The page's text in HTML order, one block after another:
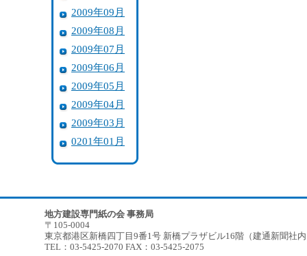
2009年09月
2009年08月
2009年07月
2009年06月
2009年05月
2009年04月
2009年03月
0201年01月
地方建設専門紙の会 事務局
〒105-0004
東京都港区新橋四丁目9番1号 新橋プラザビル16階（建通新聞社
TEL：03-5425-2070 FAX：03-5425-2075